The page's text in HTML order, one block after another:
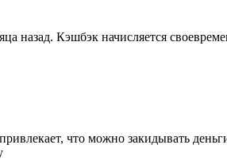
назад. Кэшбэк начисляется
что можно закидывать